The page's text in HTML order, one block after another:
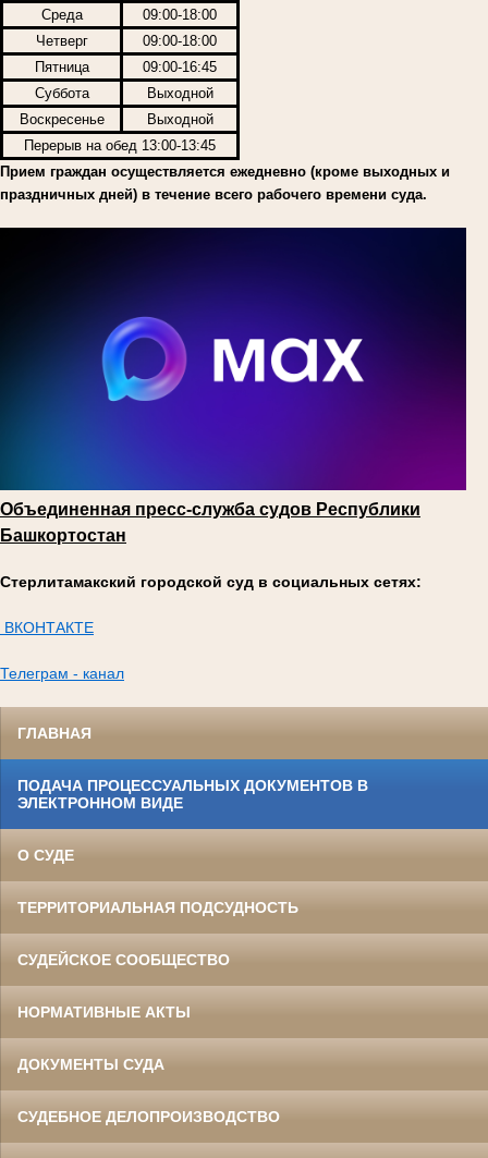
Среда
09:00-18:00
Четверг
09:00-18:00
Пятница
09:00-16:45
Суббота
Выходной
Воскресенье
Выходной
Перерыв на обед 13:00-13:45
Прием граждан осуществляется ежедневно (кроме выходных и
праздничных дней) в течение всего рабочего времени суда.
Объединенная пресс-служба судов Республики
Башкортостан
Стерлитамакский городской суд в социальных сетях:
ВКОНТАКТЕ
Телеграм - канал
ГЛАВНАЯ
ПОДАЧА ПРОЦЕССУАЛЬНЫХ ДОКУМЕНТОВ В
ЭЛЕКТРОННОМ ВИДЕ
О СУДЕ
ТЕРРИТОРИАЛЬНАЯ ПОДСУДНОСТЬ
СУДЕЙСКОЕ СООБЩЕСТВО
НОРМАТИВНЫЕ АКТЫ
ДОКУМЕНТЫ СУДА
СУДЕБНОЕ ДЕЛОПРОИЗВОДСТВО